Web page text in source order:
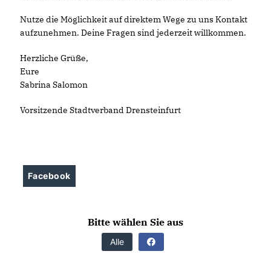
Nutze die Möglichkeit auf direktem Wege zu uns Kontakt
aufzunehmen. Deine Fragen sind jederzeit willkommen.
Herzliche Grüße,
Eure
Sabrina Salomon
Vorsitzende Stadtverband Drensteinfurt
Facebook
Bitte wählen Sie aus
Alle